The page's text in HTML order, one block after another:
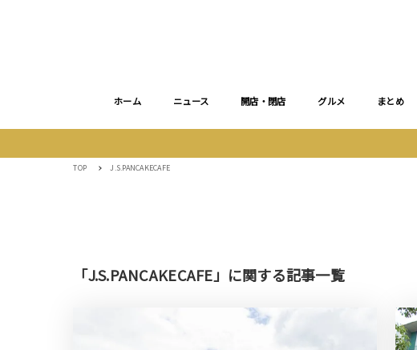
ホーム ニュース 開店・閉店 グルメ まとめ
TOP J.S.PANCAKECAFE
「J.S.PANCAKECAFE」に関する記事一覧